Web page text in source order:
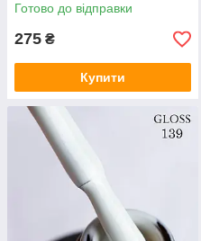
Готово до відправки
275 ₴
Купити